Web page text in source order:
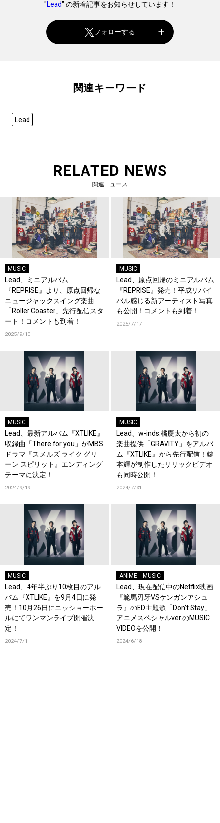
"Lead" の新着記事をお知らせしています！
フォローする
関連キーワード
Lead
RELATED NEWS
関連ニュース
MUSIC
Lead、ミニアルバム
『REPRISE』より、原点回帰な
ニュージャックスイング楽曲
「Roller Coaster」先行配信スタ
ート！コメントも到着！
2025/9/10
MUSIC
Lead、原点回帰のミニアルバム
『REPRISE』発売！平成リバイ
バル感じる新アーティスト写真
も公開！コメントも到着！
2025/7/17
MUSIC
Lead、最新アルバム『XTLIKE』
収録曲「There for you」がMBS
ドラマ『スメルズ ライク グリ
ーン スピリット』エンディング
テーマに決定！
2024/9/19
MUSIC
Lead、w-inds.橘慶太から初の
楽曲提供「GRAVITY」をアルバ
ム『XTLIKE』から先行配信！鍵
本輝が制作したリリックビデオ
も同時公開！
2024/7/31
MUSIC
Lead、4年半ぶり10枚目のアル
バム『XTLIKE』を9月4日に発
売！10月26日にニッショーホー
ルにてワンマンライブ開催決
定！
2024/7/1
ANIME MUSIC
Lead、現在配信中のNetflix映画
『範馬刃牙VSケンガンアシュ
ラ』のED主題歌「Don’t Stay」
アニメスペシャルver.のMUSIC
VIDEOを公開！
2024/6/18